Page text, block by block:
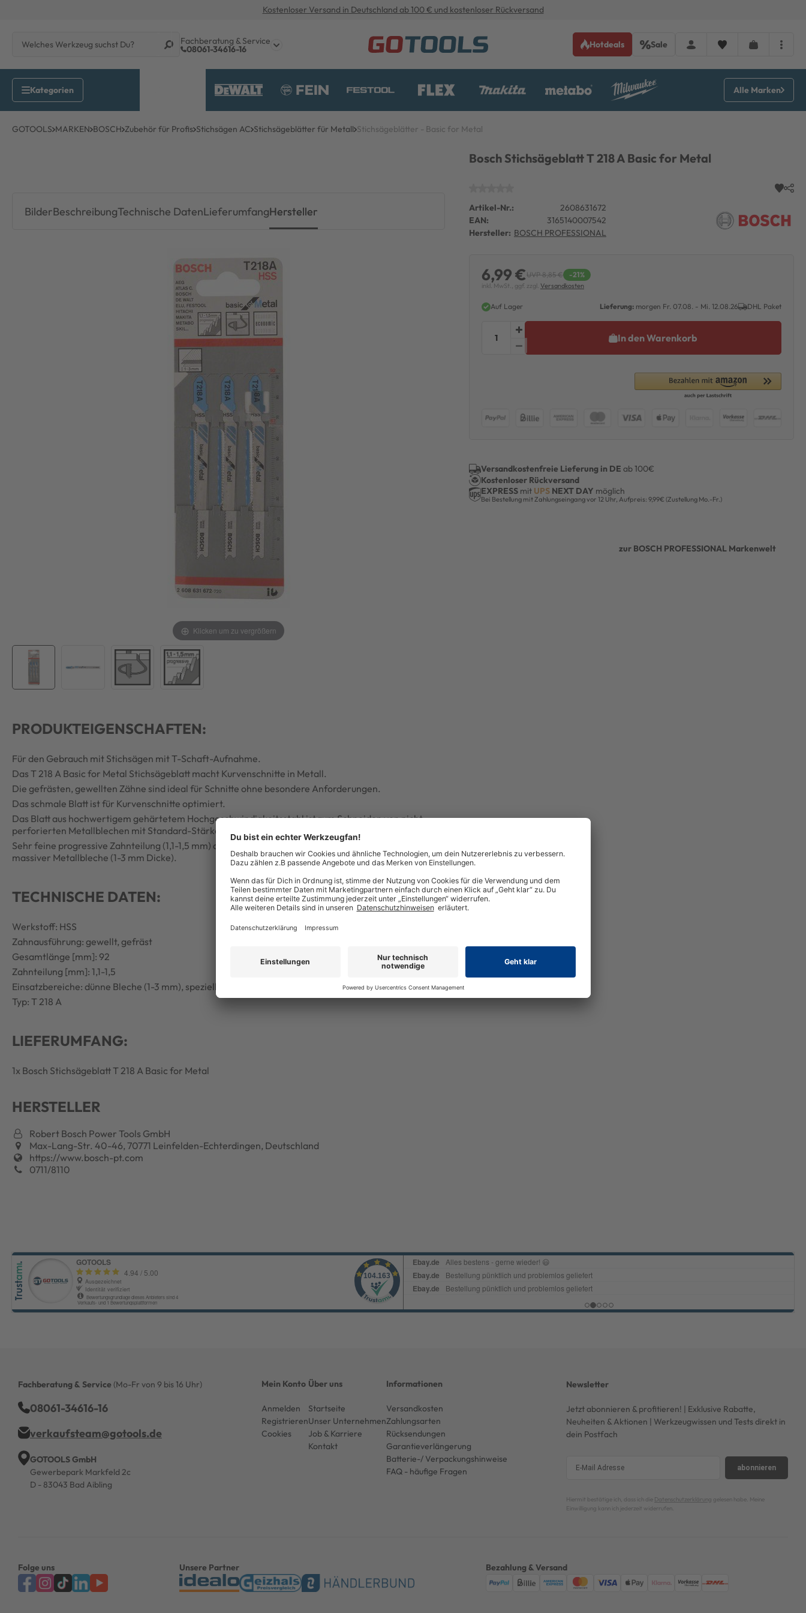
Kostenloser Versand in Deutschland ab 100 € und kostenloser Rückversand
Fachberatung & Service
08061-34616-16 Hotdeals Sale
Alle Marken
GOTOOLS MARKEN BOSCH Zubehör für Profis Stichsägen AC Stichsägeblätter für Metall Stichsägeblätter - Basic for Metal
BilderBeschreibungTechnische DatenLieferumfangHersteller
Klicken um zu vergrößern
PRODUKTEIGENSCHAFTEN:
Für den Gebrauch mit Stichsägen mit T-Schaft-Aufnahme.
Das T 218 A Basic for Metal Stichsägeblatt macht Kurvenschnitte in Metall.
Die gefrästen, gewellten Zähne sind ideal für Schnitte ohne besondere Anforderungen.
Das schmale Blatt ist für Kurvenschnitte optimiert.
Das Blatt aus hochwertigem gehärtetem Hochgeschwindigkeitsstahl ist zum Schneiden von nicht
perforierten Metallblechen mit Standard-Stärke geeignet.
Sehr feine progressive Zahnteilung (1,1-1,5 mm) des Blatts ermöglicht Schneiden vieler dünner
massiver Metallbleche (1-3 mm Dicke).
TECHNISCHE DATEN:
Werkstoff: HSS
Zahnausführung: gewellt, gefräst
Gesamtlänge [mm]: 92
Zahnteilung [mm]: 1,1-1,5
Einsatzbereiche: dünne Bleche (1-3 mm), speziell für Kurvenschnitt
Typ: T 218 A
LIEFERUMFANG:
1x Bosch Stichsägeblatt T 218 A Basic for Metal
HERSTELLER
Robert Bosch Power Tools GmbH
Max-Lang-Str. 40-46, 70771 Leinfelden-Echterdingen, Deutschland
https://www.bosch-pt.com
0711/8110
Bosch Stichsägeblatt T 218 A Basic for Metal
Artikel-Nr.:
2608631672
EAN:
3165140007542
Hersteller: BOSCH PROFESSIONAL
6,99 €UVP 8,85 € -21%
inkl. MwSt., ggf. zzgl. Versandkosten
Auf Lager Lieferung: morgen Fr. 07.08. - Mi. 12.08.26 DHL Paket
In den Warenkorb
Versandkostenfreie Lieferung in DE ab 100€
Kostenloser Rückversand
EXPRESS mit UPS NEXT DAY möglich
Bei Bestellung mit Zahlungseingang vor 12 Uhr, Aufpreis: 9,99€ (Zustellung Mo.-Fr.)
zur BOSCH PROFESSIONAL Markenwelt
Fachberatung & Service (Mo-Fr von 9 bis 16 Uhr)
08061-34616-16
verkaufsteam@gotools.de
GOTOOLS GmbH
Gewerbepark Markfeld 2c
D - 83043 Bad Aibling
Mein Konto
Anmelden
Registrieren
Cookies
Über uns
Startseite
Unser Unternehmen
Job & Karriere
Kontakt
Informationen
Versandkosten
Zahlungsarten
Rücksendungen
Garantieverlängerung
Batterie-/ Verpackungshinweise
FAQ - häufige Fragen
Newsletter
Jetzt abonnieren & profitieren! | Exklusive Rabatte,
Neuheiten & Aktionen | Werkzeugwissen und Tests direkt in
dein Postfach
abonnieren
Hiermit bestätige ich, dass ich die Datenschutzerklärung gelesen habe. Meine
Einwilligung kann ich jederzeit widerrufen.
Folge uns Unsere Partner Bezahlung & Versand